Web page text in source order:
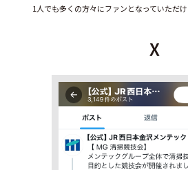
1人でも多くの方々にファンとなっていただけ
X